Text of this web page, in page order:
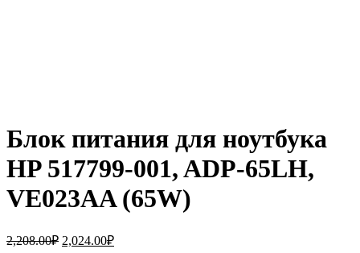
Блок питания для ноутбука
HP 517799-001, ADP-65LH,
VE023AA (65W)
2,208.00₽ Первоначальная
2,024.00₽Текущая